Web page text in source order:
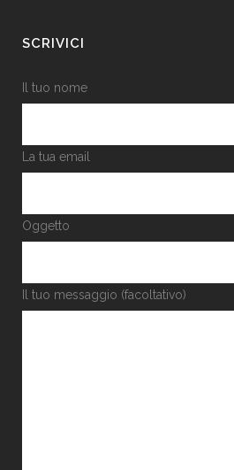
SCRIVICI
Il tuo nome
La tua email
Oggetto
Il tuo messaggio (facoltativo)